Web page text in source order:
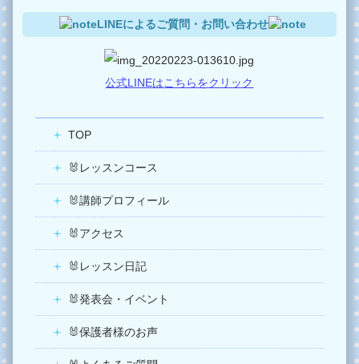
LINEによるご質問・お問い合わせ
公式LINEはこちらをクリック
TOP
🐰レッスンコース
🐰講師プロフィール
🐰アクセス
🐰レッスン日記
🐰発表会・イベント
🐰保護者様のお声